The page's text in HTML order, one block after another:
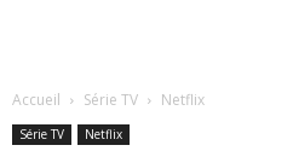
Accueil Série TV Netflix
Série TV Netflix